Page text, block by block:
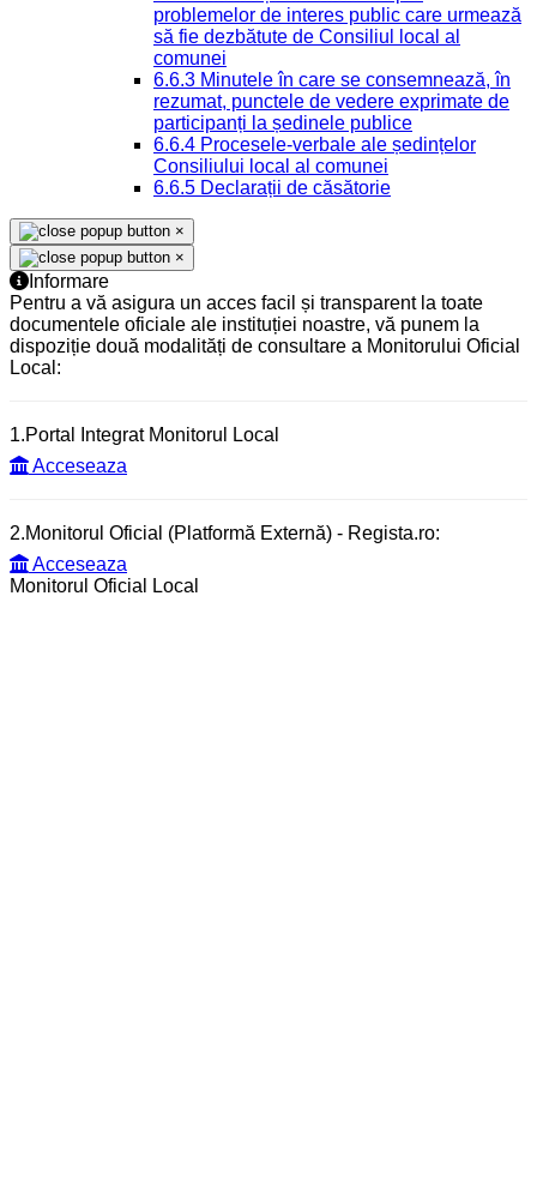
problemelor de interes public care urmează
să fie dezbătute de Consiliul local al
comunei
6.6.3 Minutele în care se consemnează, în
rezumat, punctele de vedere exprimate de
participanți la ședinele publice
6.6.4 Procesele-verbale ale ședințelor
Consiliului local al comunei
6.6.5 Declarații de căsătorie
×
×
Informare
Pentru a vă asigura un acces facil și transparent la toate
documentele oficiale ale instituției noastre, vă punem la
dispoziție două modalități de consultare a Monitorului Oficial
Local:
1.Portal Integrat Monitorul Local
Acceseaza
2.Monitorul Oficial (Platformă Externă) - Regista.ro:
Acceseaza
Monitorul Oficial Local